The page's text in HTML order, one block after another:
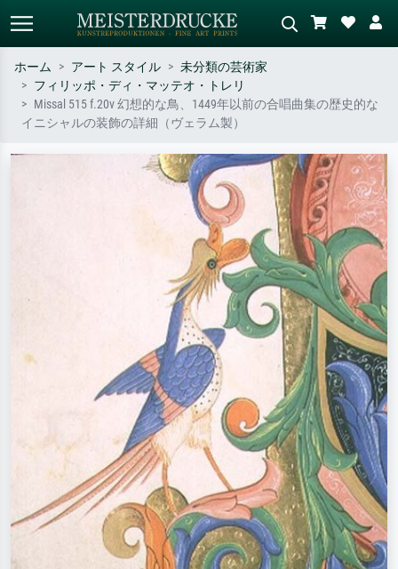
標準検索 AI画像検索
作家名・作品名・スタイルで検索
斎の波、ヌード。
シーンを説明してください – 例：
油絵、木のそばの立ち姿のヌー
ド。
ホーム アート スタイル
未分類の芸術家
フィリッポ・ディ・マッテオ・トレリ
Missal 515 f.20v 幻想的な鳥、1449年以前の合唱曲集の歴史的な
イニシャルの装飾の詳細（ヴェラム製）